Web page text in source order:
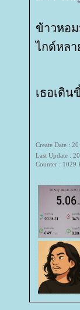
ข้าวหอ
ไกด์หล
เธอเดิ
Create Date :
Last Update :
Counter : 1029